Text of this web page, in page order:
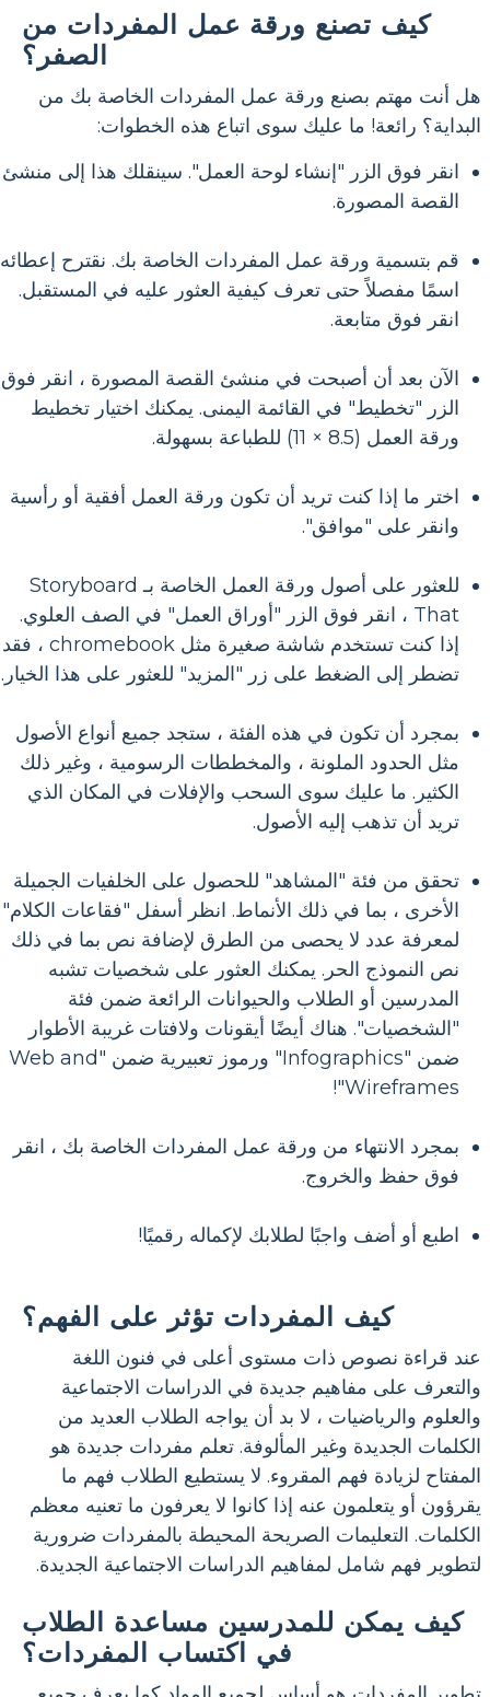
كيف تصنع ورقة عمل المفردات من
الصفر؟
هل أنت مهتم بصنع ورقة عمل المفردات الخاصة بك من
البداية؟ رائعة! ما عليك سوى اتباع هذه الخطوات:
انقر فوق الزر "إنشاء لوحة العمل". سينقلك هذا إلى منشئ
القصة المصورة.
قم بتسمية ورقة عمل المفردات الخاصة بك. نقترح إعطائه
اسمًا مفصلاً حتى تعرف كيفية العثور عليه في المستقبل.
انقر فوق متابعة.
الآن بعد أن أصبحت في منشئ القصة المصورة ، انقر فوق
الزر "تخطيط" في القائمة اليمنى. يمكنك اختيار تخطيط
ورقة العمل (8.5 × 11) للطباعة بسهولة.
اختر ما إذا كنت تريد أن تكون ورقة العمل أفقية أو رأسية
وانقر على "موافق".
للعثور على أصول ورقة العمل الخاصة بـ Storyboard
That ، انقر فوق الزر "أوراق العمل" في الصف العلوي.
إذا كنت تستخدم شاشة صغيرة مثل chromebook ، فقد
تضطر إلى الضغط على زر "المزيد" للعثور على هذا الخيار.
بمجرد أن تكون في هذه الفئة ، ستجد جميع أنواع الأصول
مثل الحدود الملونة ، والمخططات الرسومية ، وغير ذلك
الكثير. ما عليك سوى السحب والإفلات في المكان الذي
تريد أن تذهب إليه الأصول.
تحقق من فئة "المشاهد" للحصول على الخلفيات الجميلة
الأخرى ، بما في ذلك الأنماط. انظر أسفل "فقاعات الكلام"
لمعرفة عدد لا يحصى من الطرق لإضافة نص بما في ذلك
نص النموذج الحر. يمكنك العثور على شخصيات تشبه
المدرسين أو الطلاب والحيوانات الرائعة ضمن فئة
"الشخصيات". هناك أيضًا أيقونات ولافتات غريبة الأطوار
ضمن "Infographics" ورموز تعبيرية ضمن "Web and
Wireframes"!
بمجرد الانتهاء من ورقة عمل المفردات الخاصة بك ، انقر
فوق حفظ والخروج.
اطبع أو أضف واجبًا لطلابك لإكماله رقميًا!
كيف المفردات تؤثر على الفهم؟
عند قراءة نصوص ذات مستوى أعلى في فنون اللغة
والتعرف على مفاهيم جديدة في الدراسات الاجتماعية
والعلوم والرياضيات ، لا بد أن يواجه الطلاب العديد من
الكلمات الجديدة وغير المألوفة. تعلم مفردات جديدة هو
المفتاح لزيادة فهم المقروء. لا يستطيع الطلاب فهم ما
يقرؤون أو يتعلمون عنه إذا كانوا لا يعرفون ما تعنيه معظم
الكلمات. التعليمات الصريحة المحيطة بالمفردات ضرورية
لتطوير فهم شامل لمفاهيم الدراسات الاجتماعية الجديدة.
كيف يمكن للمدرسين مساعدة الطلاب
في اكتساب المفردات؟